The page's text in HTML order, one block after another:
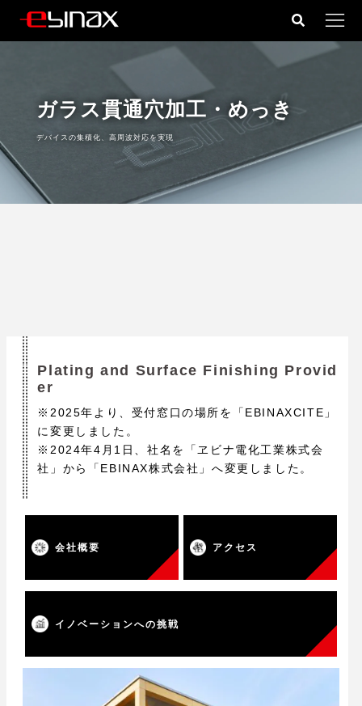
キ
ガラス貫通穴加工・めっき
デバイスの集積化、高周波対応を実現
Plating and Surface Finishing Provid
er
※2025年より、受付窓口の場所を「EBINAXCITE」
に変更しました。
※2024年4月1日、社名を「ヱビナ電化工業株式会
社」から「EBINAX株式会社」へ変更しました。
会社概要 アクセス
イノベーションへの挑戦